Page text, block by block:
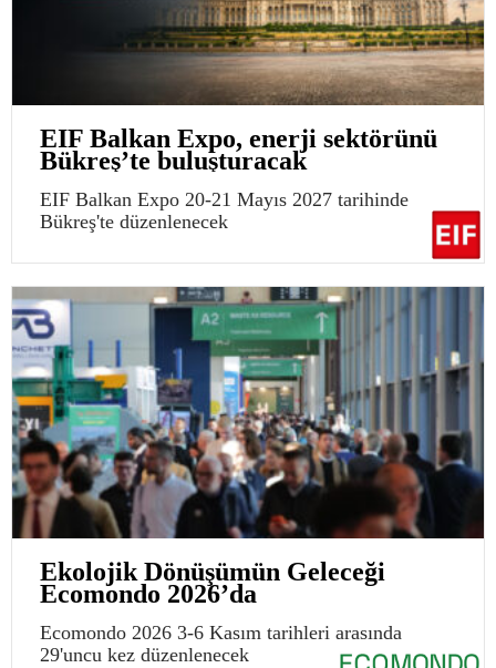
EIF Balkan Expo, enerji sektörünü
Bükreş’te buluşturacak
EIF Balkan Expo 20-21 Mayıs 2027 tarihinde
Bükreş'te düzenlenecek
Ekolojik Dönüşümün Geleceği
Ecomondo 2026’da
Ecomondo 2026 3-6 Kasım tarihleri arasında
29'uncu kez düzenlenecek